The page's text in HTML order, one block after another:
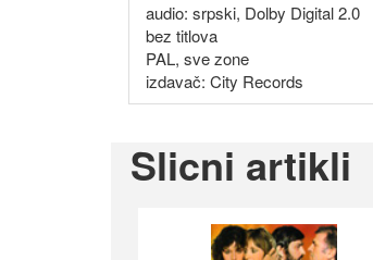
audio: srpski, Dolby Digital 2.0
bez titlova
PAL, sve zone
izdavač: City Records
Slicni artikli